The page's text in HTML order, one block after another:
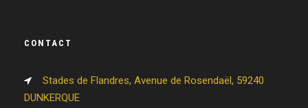
CONTACT
Stades de Flandres, Avenue de Rosendaël, 59240
DUNKERQUE